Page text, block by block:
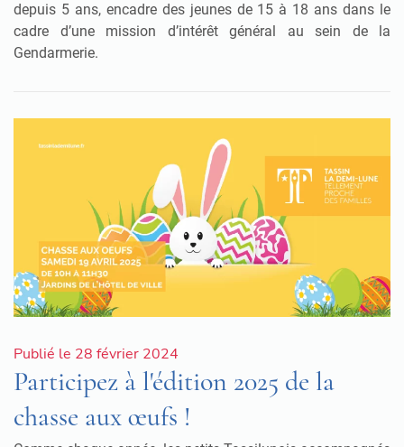
depuis 5 ans, encadre des jeunes de 15 à 18 ans dans le
cadre d’une mission d’intérêt général au sein de la
Gendarmerie.
Publié le 28 février 2024
Participez à l'édition 2025 de la
chasse aux œufs !